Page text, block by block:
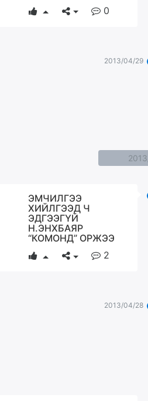
0
2013/04/29
ЭМЧИЛГЭЭ
ХИЙЛГЭЭД Ч
ЭДГЭЭГҮЙ
Н.ЭНХБАЯР
“КОМОНД” ОРЖЭЭ
2
2013/04/28